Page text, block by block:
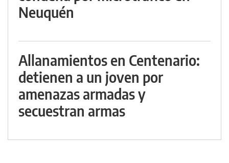
Neuquén
Allanamientos en Centenario:
detienen a un joven por
amenazas armadas y
secuestran armas